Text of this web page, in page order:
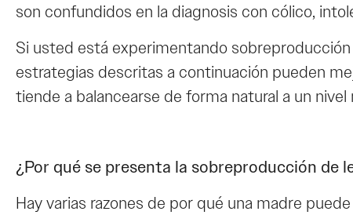
son confundidos en la diagnosis con cólico,
Si usted está experimentando
estrategias descritas a continuación pueden
tiende a balancearse de forma natural a un
¿Por qué se presenta la sobreproducción de
Hay varias razones de por qué una madre